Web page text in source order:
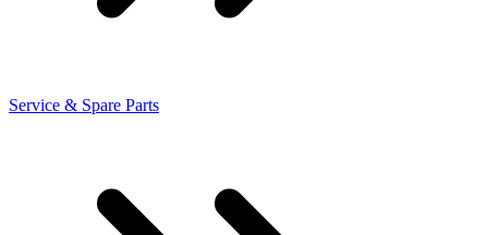
Service & Spare Parts